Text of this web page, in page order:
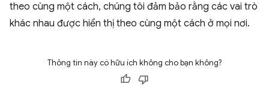
theo cùng một cách, chúng tôi đảm bảo rằng các vai trò
khác nhau được hiển thị theo cùng một cách ở mọi nơi.
Thông tin này có hữu ích không cho bạn không?